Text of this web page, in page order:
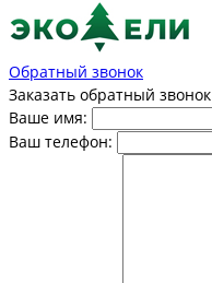
Обратный звонок
Заказать обратный звонок
Ваше имя:
Ваш телефон: